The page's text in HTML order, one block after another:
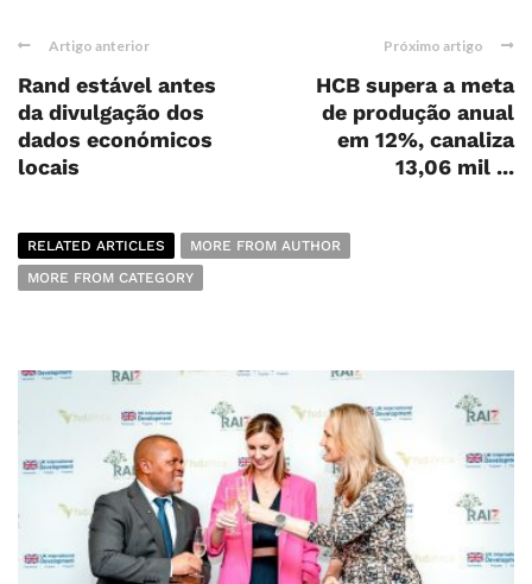
Artigo anterior
Rand estável antes
da divulgação dos
dados económicos
locais
Próximo artigo
HCB supera a meta
de produção anual
em 12%, canaliza
13,06 mil ...
RELATED ARTICLES
MORE FROM AUTHOR
MORE FROM CATEGORY